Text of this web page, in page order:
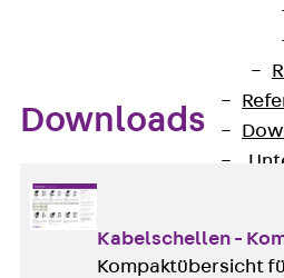
Downloads
Kabelschellen -
Kompaktübersicht